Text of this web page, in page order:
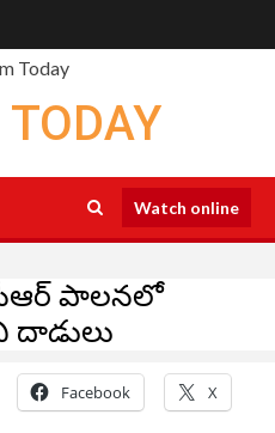
Watch online
పాలనలో
దాడులు
Facebook X